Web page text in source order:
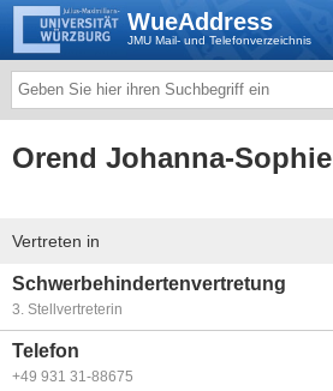
WueAddress
JMU Mail- und Telefonverzeichnis
Orend Johanna-Sophie
Vertreten in
Schwerbehindertenvertretung
3. Stellvertreterin
Telefon
+49 931 31-88675